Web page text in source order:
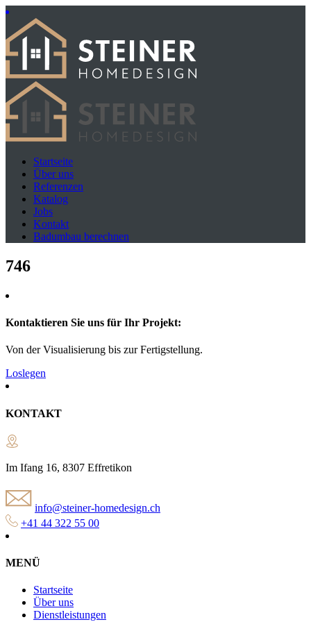
Startseite
Über uns
Referenzen
Katalog
Jobs
Kontakt
Badumbau berechnen
746
Kontaktieren Sie uns für Ihr Projekt:
Von der Visualisierung bis zur Fertigstellung.
Loslegen
KONTAKT
Im Ifang 16, 8307 Effretikon
info@steiner-homedesign.ch
+41 44 322 55 00
MENÜ
Startseite
Über uns
Dienstleistungen